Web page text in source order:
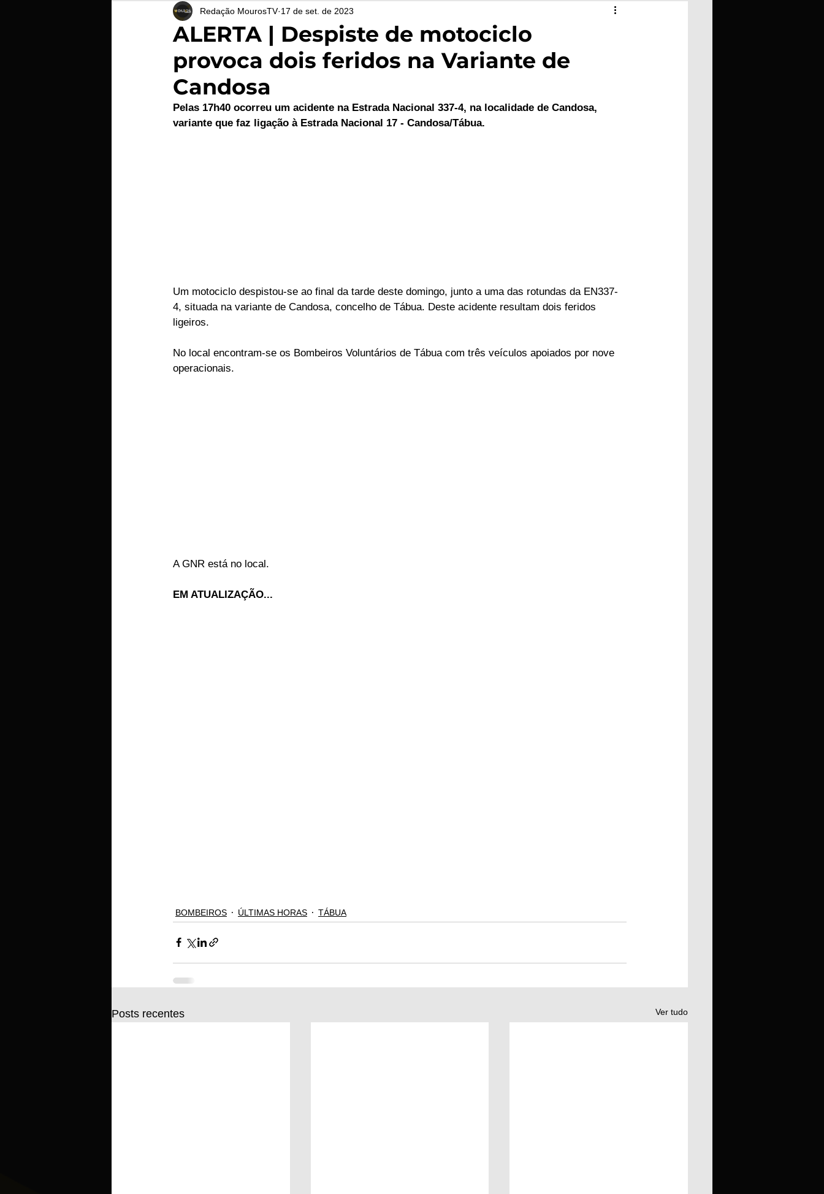
ÚLTIMAS HORAS SOCIEDADE TÁBUA ARGANIL
INCÊNDIOS EVENTOS COVID-19 ARTIGOS Politica POLITICA SAÚDE
EMPRESAS ARTIGOS LUSA ELEIÇÕES SABORES E SABERES TEMPO
ALERTA | Despiste de motociclo
provoca dois feridos na Variante de
Candosa
Redação MourosTV 17 de set. de 2023
Pelas 17h40 ocorreu um acidente na Estrada Nacional 337-4, na localidade de Candosa,
variante que faz ligação à Estrada Nacional 17 - Candosa/Tábua.
Um motociclo despistou-se ao final da tarde deste domingo, junto a uma das rotundas da EN337-
4, situada na variante de Candosa, concelho de Tábua. Deste acidente resultam dois feridos
ligeiros.
No local encontram-se os Bombeiros Voluntários de Tábua com três veículos apoiados por nove
operacionais.
A GNR está no local.
EM ATUALIZAÇÃO...
BOMBEIROS ÚLTIMAS HORAS TÁBUA
Posts recentes Ver tudo